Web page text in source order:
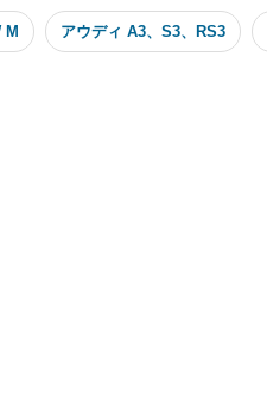
M アウディ A3、S3、RS3